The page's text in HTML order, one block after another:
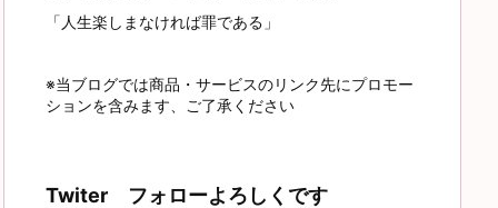
「人生楽しまなければ罪である」
※当ブログでは商品・サービスのリンク先にプロモー
ションを含みます、ご了承ください
Twiter フォローよろしくです